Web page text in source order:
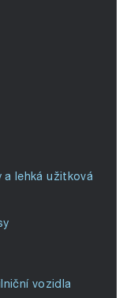
lehká užitková
vozidla